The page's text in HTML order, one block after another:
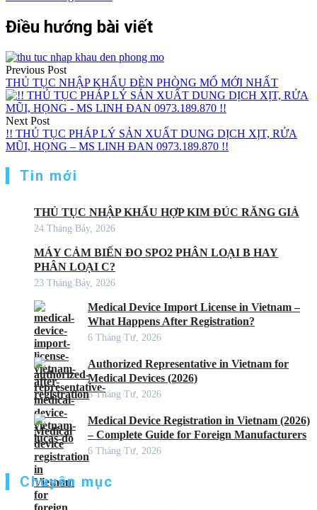
Điều hướng bài viết
Previous Post
THỦ TỤC NHẬP KHẨU ĐÈN PHÒNG MỔ MỚI NHẤT
Next Post
!! THỦ TỤC PHÁP LÝ SẢN XUẤT DUNG DỊCH XỊT, RỬA
MŨI, HỌNG – MS LINH ĐAN 0973.189.870 !!
Tin mới
THỦ TỤC NHẬP KHẨU HỢP KIM ĐÚC RĂNG GIẢ
24 Tháng Bảy, 2026
MÁY CẢM BIẾN ĐO SPO2 PHÂN LOẠI B HAY
PHÂN LOẠI C?
23 Tháng Bảy, 2026
Medical Device Import License in Vietnam –
What Happens After Registration?
6 Tháng Tư, 2026
Authorized Representative in Vietnam for
Medical Devices (2026)
6 Tháng Tư, 2026
Medical Device Registration in Vietnam (2026)
– Complete Guide for Foreign Manufacturers
6 Tháng Tư, 2026
Chuyên mục